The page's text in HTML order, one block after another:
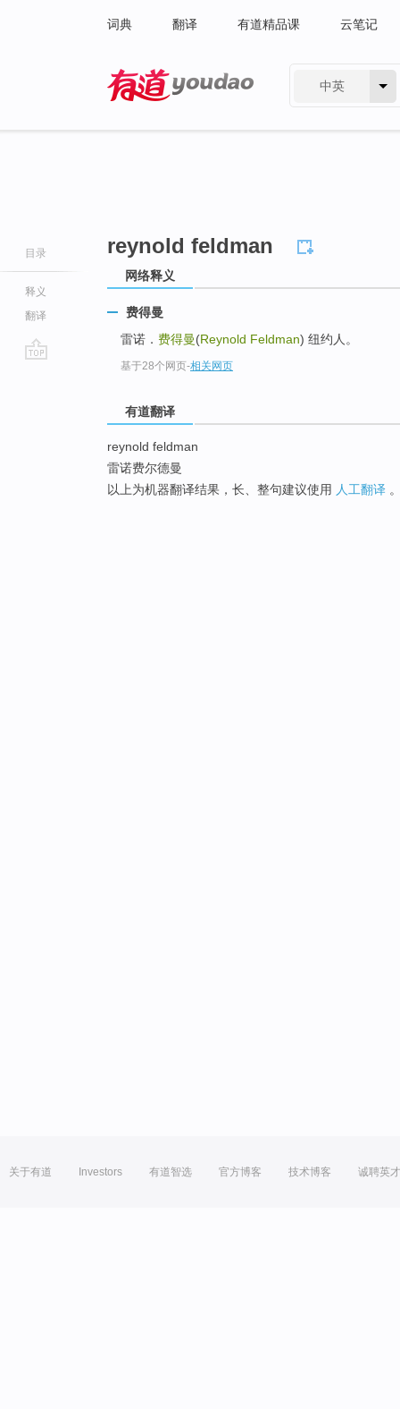
词典 翻译 有道精品课 云笔记
中英
目录
释义
翻译
reynold feldman
网络释义
费得曼
雷诺． 费得曼(Reynold Feldman) 纽约人。
基于28个网页-相关网页
有道翻译
reynold feldman
雷诺费尔德曼
以上为机器翻译结果，长、整句建议使用 人工翻译
关于有道 Investors 有道智选 官方博客 技术博客 诚聘英才